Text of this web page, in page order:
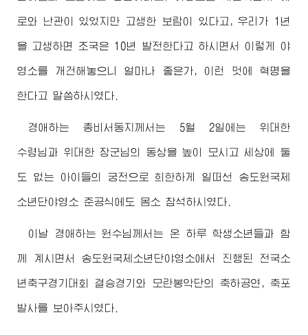
로와 난관이 있었지만 고생한 보람이 있다고, 우리가 1년
을 고생하면 조국은 10년 발전한다고 하시면서 이렇게 야
영소를 개건해놓으니 얼마나 좋은가, 이런 멋에 혁명을
한다고 말씀하시였다.
경애하는 총비서동지께서 는 5월 2일에는 위대한
수령님 과 위대한 장군님의 동상을 높이 모시고 세상에 둘
도 없는 아이들의 궁전으로 희한하게 일떠선 송도원국제
소년단야영소 준공식에도 몸소 참석하시였다.
이날 경애하는 원수님께서는 온 하루 학생소년들과 함
께 계시면서 송도원국제소년단야영소에서 진행된 전국소
년축구경기대회 결승경기와 모란봉악단의 축하공연, 축포
발사를 보아주시였다.